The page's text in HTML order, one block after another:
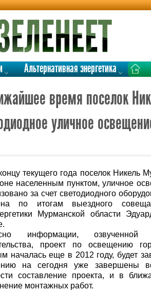
Альтернативная энергетика
время поселок
уличное
текущего года поселок Никель
населенным пунктом, уличное
за счет светодиодного
по итогам выездного
Мурманской области
информации, озвученной
проект по освещению
началась еще в 2012 году, будет
на сегодня уже завершены
составление проекта, и в
монтажных работ.